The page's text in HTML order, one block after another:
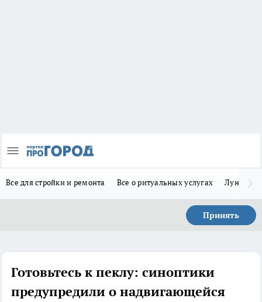
Все для стройки и ремонта Все о ритуальных услугах Лунно-
Принять
Готовьтесь к пеклу: синоптики
предупредили о надвигающейся